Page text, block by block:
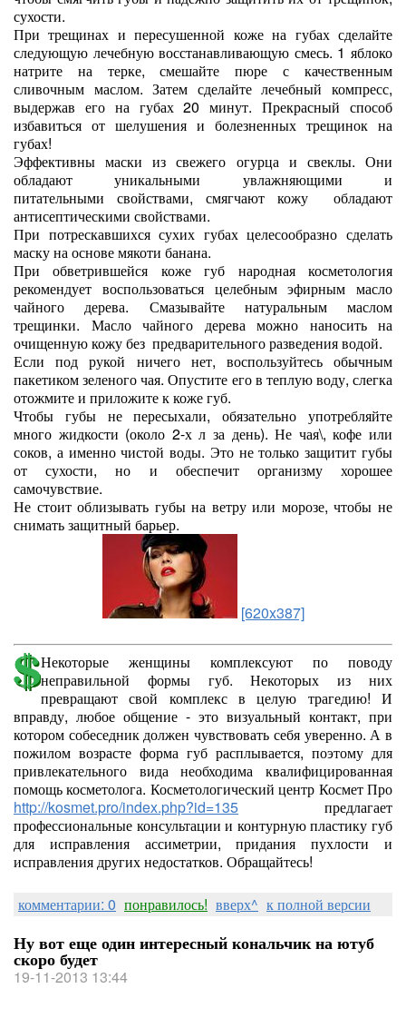
сухости.
При трещинах и пересушенной коже на губах сделайте
следующую лечебную восстанавливающую смесь. 1 яблоко
натрите на терке, смешайте пюре с качественным
сливочным маслом. Затем сделайте лечебный компресс,
выдержав его на губах 20 минут. Прекрасный способ
избавиться от шелушения и болезненных трещинок на
губах!
Эффективны маски из свежего огурца и свеклы. Они
обладают уникальными увлажняющими и
питательными свойствами, смягчают кожу обладают
антисептическими свойствами.
При потрескавшихся сухих губах целесообразно сделать
маску на основе мякоти банана.
При обветрившейся коже губ народная косметология
рекомендует воспользоваться целебным эфирным масло
чайного дерева. Смазывайте натуральным маслом
трещинки. Масло чайного дерева можно наносить на
очищенную кожу без предварительного разведения водой.
Если под рукой ничего нет, воспользуйтесь обычным
пакетиком зеленого чая. Опустите его в теплую воду, слегка
отожмите и приложите к коже губ.
Чтобы губы не пересыхали, обязательно употребляйте
много жидкости (около 2-х л за день). Не чая\, кофе или
соков, а именно чистой воды. Это не только защитит губы
от сухости, но и обеспечит организму хорошее
самочувствие.
Не стоит облизывать губы на ветру или морозе, чтобы не
снимать защитный барьер.
[620x387]
Некоторые женщины комплексуют по поводу
неправильной формы губ. Некоторых из них
превращают свой комплекс в целую трагедию! И
вправду, любое общение - это визуальный контакт, при
котором собеседник должен чувствовать себя уверенно. А в
пожилом возрасте форма губ расплывается, поэтому для
привлекательного вида необходима квалифицированная
помощь косметолога. Косметологический центр Космет Про
http://kosmet.pro/index.php?id=135 предлагает
профессиональные консультации и контурную пластику губ
для исправления ассиметрии, придания пухлости и
исправления других недостатков. Обращайтесь!
комментарии: 0 понравилось! вверх^ к полной версии
Ну вот еще один интересный кональчик на ютуб
скоро будет
19-11-2013 13:44